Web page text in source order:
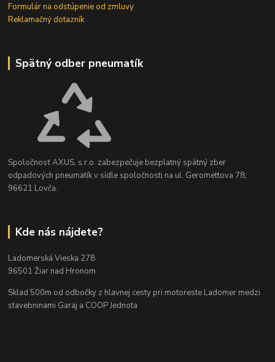
Formulár na odstúpenie od zmluvy
Reklamačný dotazník
Spätný odber pneumatík
Spoločnosť AXUS, s.r.o. zabezpečuje bezplatný spätný zber
odpadových pneumatík v sídle spoločnosti na ul. Geromettova 78,
96621 Lovča.
Kde nás nájdete?
Ladomerská Vieska 278
96501 Žiar nad Hronom
Sklad 500m od odbočky z hlavnej cesty pri motoreste Ladomer medzi
stavebninami Garaj a COOP Jednota